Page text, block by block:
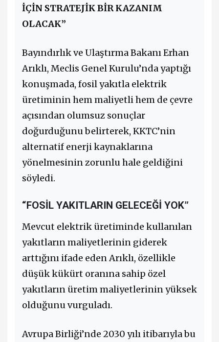
İÇİN STRATEJİK BİR KAZANIM
OLACAK”
Bayındırlık ve Ulaştırma Bakanı Erhan
Arıklı, Meclis Genel Kurulu’nda yaptığı
konuşmada, fosil yakıtla elektrik
üretiminin hem maliyetli hem de çevre
açısından olumsuz sonuçlar
doğurduğunu belirterek, KKTC’nin
alternatif enerji kaynaklarına
yönelmesinin zorunlu hale geldiğini
söyledi.
“FOSİL YAKITLARIN GELECEĞİ YOK”
Mevcut elektrik üretiminde kullanılan
yakıtların maliyetlerinin giderek
arttığını ifade eden Arıklı, özellikle
düşük kükürt oranına sahip özel
yakıtların üretim maliyetlerinin yüksek
olduğunu vurguladı.
Avrupa Birliği’nde 2030 yılı itibarıyla bu